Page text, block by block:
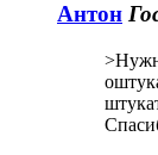
Антон